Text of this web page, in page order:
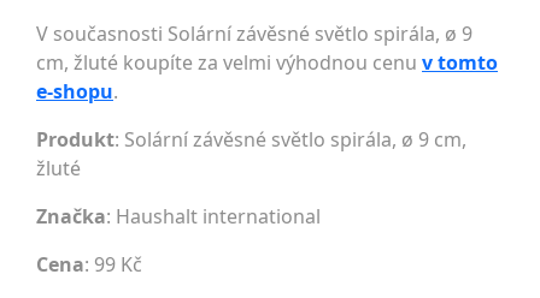
V současnosti Solární závěsné světlo spirála, ø 9
cm, žluté koupíte za velmi výhodnou cenu v tomto
e-shopu.
Produkt: Solární závěsné světlo spirála, ø 9 cm,
žluté
Značka: Haushalt international
Cena: 99 Kč